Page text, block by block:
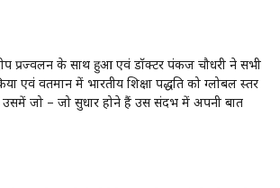
प्रज्वलन के साथ हुआ एवं डॉक्टर पंकज चौधरी ने सभी
एवं वर्तमान में भारतीय शिक्षा पद्धति को ग्लोबल स्तर
जो – जो सुधार होने हैं उस संदर्भ में अपनी बात